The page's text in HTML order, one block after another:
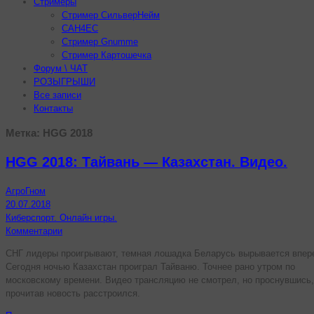
Стример СильверНейм
CAH4EC
Стример Gnumme
Стример Картошечка
Форум \ ЧАТ
РОЗЫГРЫШИ
Все записи
Контакты
Метка: HGG 2018
HGG 2018: Тайвань — Казахстан. Видео.
АгроГном
20.07.2018
Киберспорт. Онлайн игры.
Комментарии
СНГ лидеры проигрывают, темная лошадка Беларусь вырывается
Сегодня ночью Казахстан проиграл Тайваню. Точнее рано утром по
московскому времени. Видео трансляцию не смотрел, но
прочитав новость расстроился.